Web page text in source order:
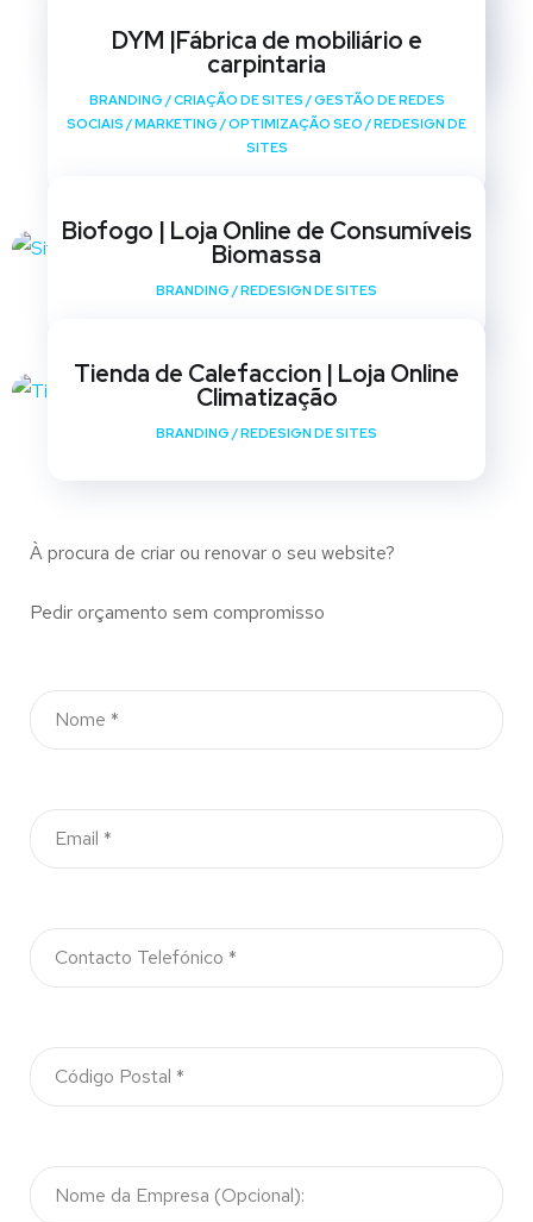
SITES
DYM |Fábrica de mobiliário e
carpintaria
BRANDING /CRIAÇÃO DE SITES /GESTÃO DE REDES
SOCIAIS /MARKETING /OPTIMIZAÇÃO SEO /REDESIGN DE
SITES
Biofogo | Loja Online de Consumíveis
Biomassa
BRANDING /REDESIGN DE SITES
Tienda de Calefaccion | Loja Online
Climatização
BRANDING /REDESIGN DE SITES
À procura de criar ou renovar o seu website?
Pedir orçamento sem compromisso